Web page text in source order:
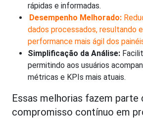
rápidas e informadas.
Desempenho Melhorado:
dados processados, resultando
performance mais ágil dos
Simplificação da Análise:
permitindo aos usuários
métricas e KPIs mais atuais.
Essas melhorias fazem parte
compromisso contínuo em